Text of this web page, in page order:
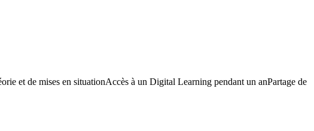
et de mises en situationAccès à un Digital Learning pendant un anPartage de